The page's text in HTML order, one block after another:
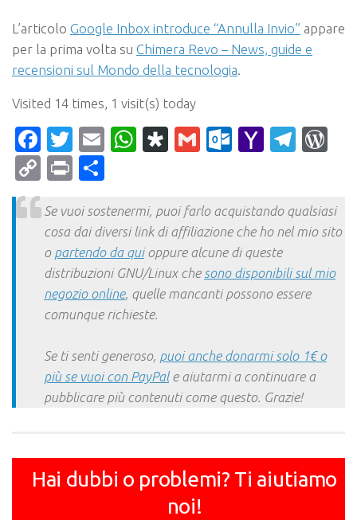
L’articolo Google Inbox introduce “Annulla Invio” appare
per la prima volta su Chimera Revo – News, guide e
recensioni sul Mondo della tecnologia
Visited 14 times, 1 visit(s) today
Facebook
Twitter
EmailWhatsApp
Diaspora
Gmail Yahoo
CopyPrint
Se vuoi sostenermi, puoi farlo acquistando qualsiasi
cosa dai diversi link di affiliazione che ho nel mio sito
o partendo da quioppure alcune di queste
distribuzioni GNU/Linux che sono disponibili sul mio
negozio online, quelle mancanti possono essere
comunque richieste.
Se ti senti generoso, puoi anche donarmi solo 1€ o
più se vuoi con PayPale aiutarmi a continuare a
pubblicare più contenuti come questo. Grazie!
Hai dubbi o problemi? Ti aiutiamo
noi!